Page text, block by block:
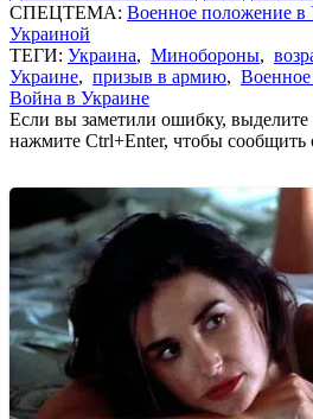
СПЕЦТЕМА: Военное положение в
Украиной
ТЕГИ: Украина, Минобороны,
Украине, призыв в армию,
Война в Украине
Если вы заметили ошибку, выделите
нажмите Ctrl+Enter, чтобы сообщить